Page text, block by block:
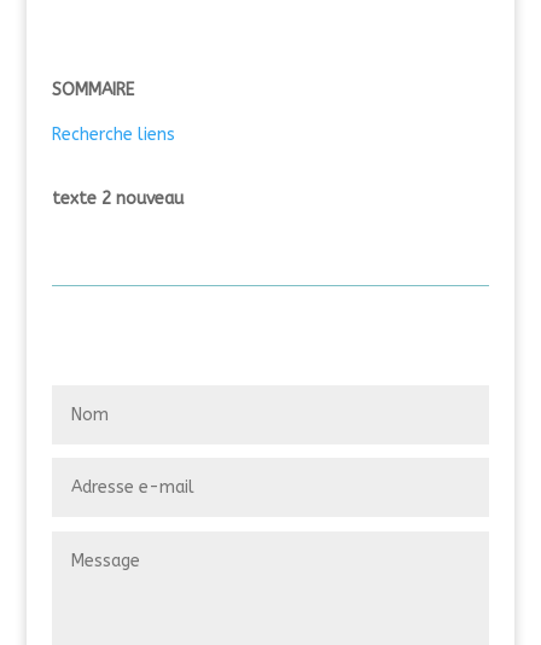
SOMMAIRE
Recherche liens
texte 2 nouveau